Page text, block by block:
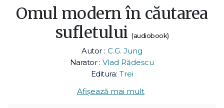
Omul modern în căutarea
sufletului (audiobook)
Autor : C.G. Jung
Narator : Vlad Rădescu
Editura: Trei
Afișează mai mult